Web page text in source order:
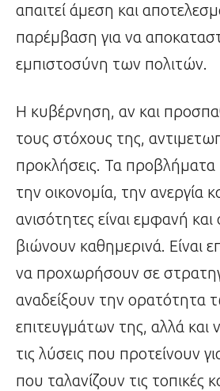
απαιτεί άμεση και
παρέμβαση για να
εμπιστοσύνη των πολιτών.
Η κυβέρνηση, αν και
τους στόχους της,
προκλήσεις. Τα
την οικονομία, την ανεργία
ανισότητες είναι εμφανή και
βιώνουν καθημερινά. Είναι
να προχωρήσουν σε
αναδείξουν την ορατότητα
επιτευγμάτων της, αλλά και
τις λύσεις που προτείνουν
που ταλανίζουν τις τοπικές